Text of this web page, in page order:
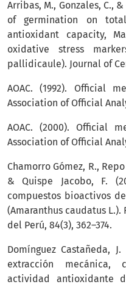
Arribas, M., Gonzales, C.,
of germination on
antioxidant capacity,
oxidative stress
pallidicaule). Journal of
AOAC. (1992). Official
Association of Official
AOAC. (2000). Official
Association of Official
Chamorro Gómez, R.,
& Quispe Jacobo, F.
compuestos bioactivos
(Amaranthus caudatus
del Perú, 84(3), 362–374.
Domínguez Castañeda,
extracción mecánica,
actividad antioxidante